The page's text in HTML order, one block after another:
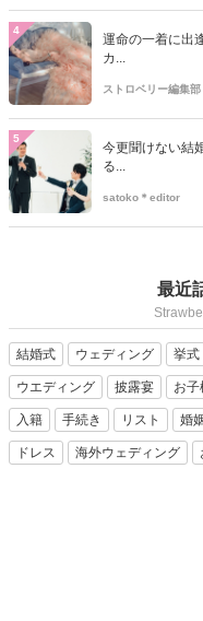
4
運命の一着に出
カ...
ストロベリー編集部
5
今更聞けない結
る...
satoko＊editor
最近
結婚式 ウェディング 挙式
ウエディング 披露宴 お子
入籍 手続き リスト 婚
ドレス 海外ウェディング